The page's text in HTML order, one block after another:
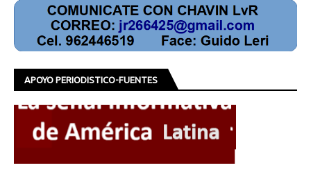
APOYO PERIODISTICO-FUENTES